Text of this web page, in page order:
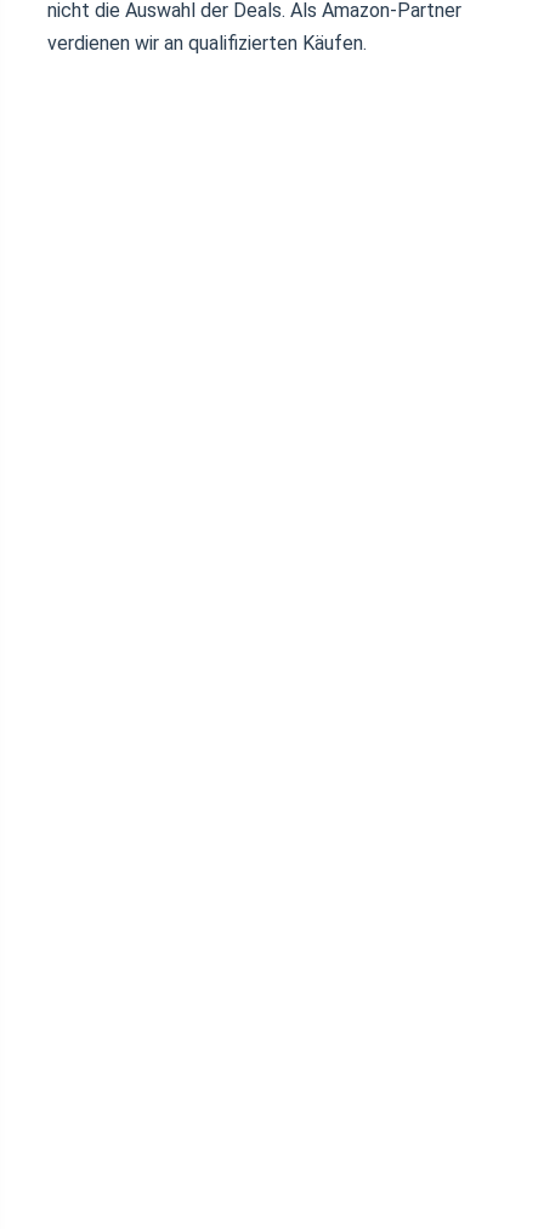
nicht die Auswahl der Deals. Als Amazon-Partner
verdienen wir an qualifizierten Käufen.